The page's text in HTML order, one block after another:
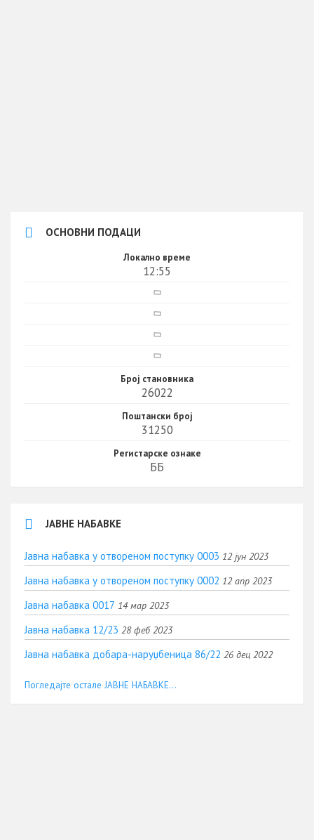
ОСНОВНИ ПОДАЦИ
Локално време
12:55
Број становника
26022
Поштански број
31250
Регистарске ознаке
ББ
ЈАВНЕ НАБАВКЕ
Јавна набавка у отвореном поступку 0003 12 јун 2023
Јавна набавка у отвореном поступку 0002 12 апр 2023
Јавна набавка 0017 14 мар 2023
Јавна набавка 12/23 28 феб 2023
Јавна набавка добара-наруџбеница 86/22 26 дец 2022
Погледајте остале ЈАВНЕ НАБАВКЕ...